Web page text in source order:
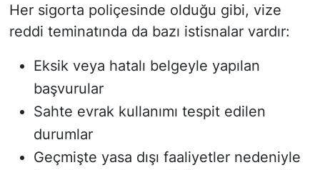
Her sigorta poliçesinde olduğu gibi, vize
reddi teminatında da bazı istisnalar vardır:
Eksik veya hatalı belgeyle yapılan
başvurular
Sahte evrak kullanımı tespit edilen
durumlar
Geçmişte yasa dışı faaliyetler nedeniyle